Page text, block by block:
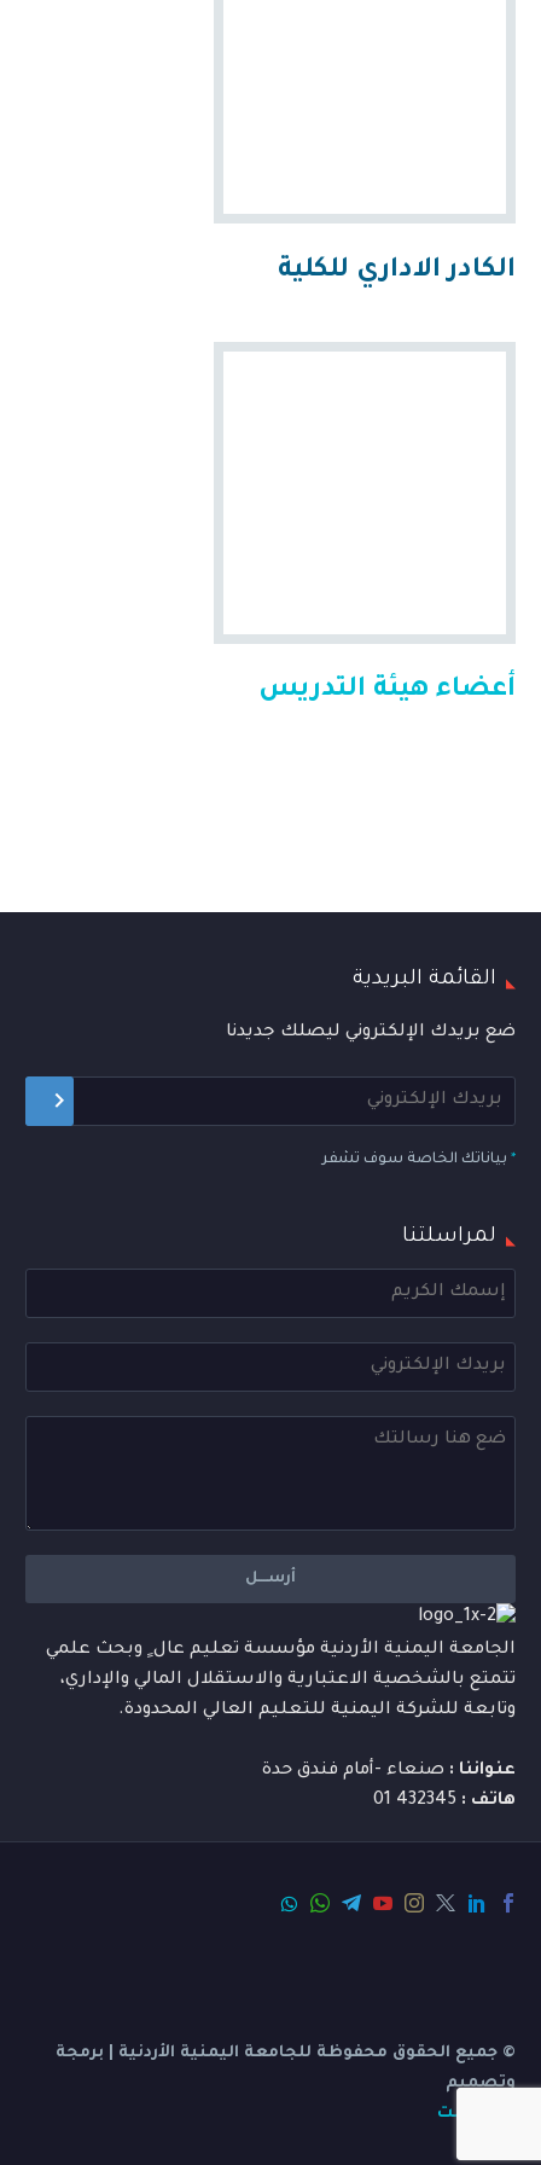
الكادر الاداري للكلية
أعضاء هيئة التدريس
القائمة البريدية
ضع بريدك الإلكتروني ليصلك جديدنا
* بياناتك الخاصة سوف تشفر
لمراسلتنا
الجامعة اليمنية الأردنية مؤسسة تعليم عال ٍ وبحث علمي
تتمتع بالشخصية الاعتبارية والاستقلال المالي والإداري،
وتابعة للشركة اليمنية للتعليم العالي المحدودة.
عنواننا : صنعاء -أمام فندق حدة
هاتف :
© جميع الحقوق محفوظة للجامعة اليمنية الأردنية | برمجة
وتصميم
بي ديفرنت